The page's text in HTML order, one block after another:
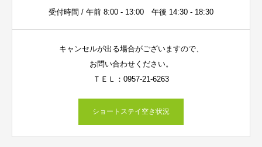
受付時間 / 午前 8:00 - 13:00 午後 14:30 - 18:30
キャンセルが出る場合がございますので、
お問い合わせください。
ＴＥＬ：0957-21-6263
ショートステイ空き状況